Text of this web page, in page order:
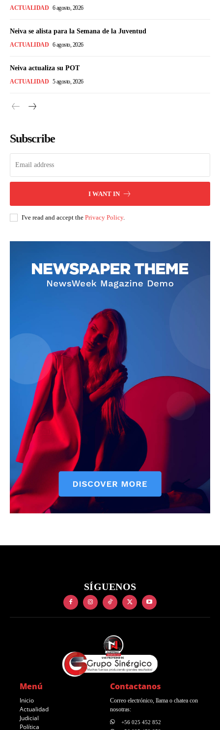
ACTUALIDAD 6 agosto, 2026
Neiva se alista para la Semana de la Juventud
ACTUALIDAD 6 agosto, 2026
Neiva actualiza su POT
ACTUALIDAD 5 agosto, 2026
Subscribe
I WANT IN
I've read and accept the Privacy Policy.
SÍGUENOS
Menú
Inicio
Actualidad
Judicial
Política
Contactanos
Correo electrónico, llama o chatea con
nosotras:
+56 025 452 852